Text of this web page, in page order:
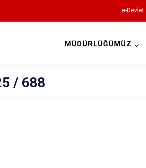
e-Devlet
MÜDÜRLÜĞÜMÜZ
/ 688